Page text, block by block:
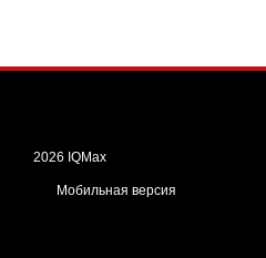
2026 IQMax
Мобильная версия